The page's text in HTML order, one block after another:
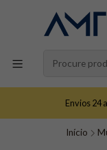
Envios 24
Início